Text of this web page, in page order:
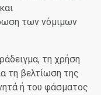
των νόμιμων
τη χρήση
τη βελτίωση της
ή του φάσματος